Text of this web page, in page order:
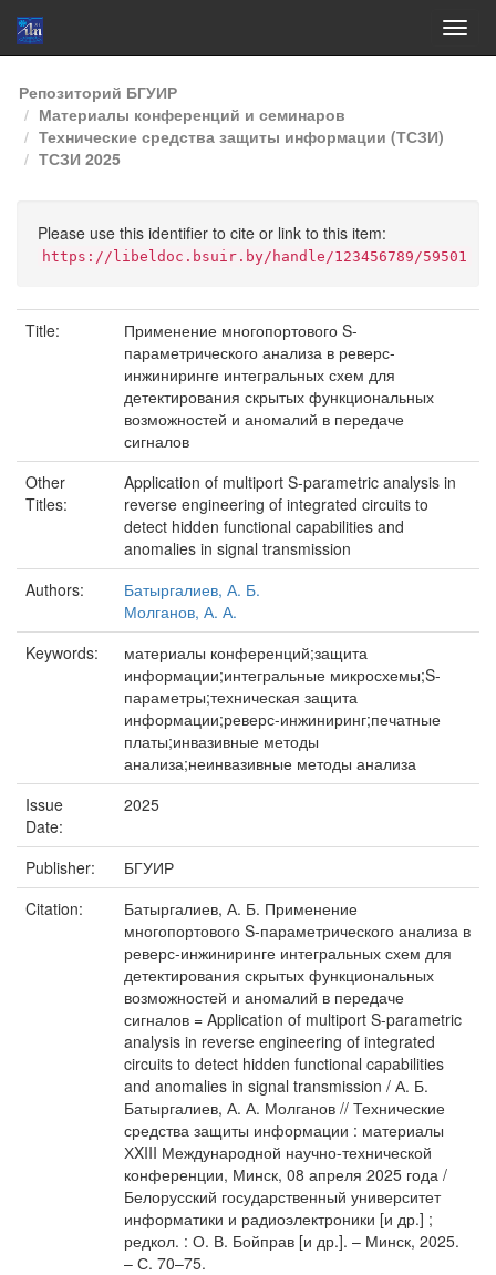
Skip
navigation
Репозиторий БГУИР
Материалы конференций и семинаров
Технические средства защиты информации (ТСЗИ)
ТСЗИ 2025
Please use this identifier to cite or link to this item:
https://libeldoc.bsuir.by/handle/123456789/59501
Title:
Применение многопортового S-
параметрического анализа в реверс-
инжиниринге интегральных схем для
детектирования скрытых функциональных
возможностей и аномалий в передаче
сигналов
Other
Titles:
Application of multiport S-parametric analysis in
reverse engineering of integrated circuits to
detect hidden functional capabilities and
anomalies in signal transmission
Authors:
Батыргалиев, А. Б.
Молганов, А. А.
Keywords:
материалы конференций;защита
информации;интегральные микросхемы;S-
параметры;техническая защита
информации;реверс-инжиниринг;печатные
платы;инвазивные методы
анализа;неинвазивные методы анализа
Issue
Date:
2025
Publisher:
БГУИР
Citation:
Батыргалиев, А. Б. Применение
многопортового S-параметрического анализа в
реверс-инжиниринге интегральных схем для
детектирования скрытых функциональных
возможностей и аномалий в передаче
сигналов = Application of multiport S-parametric
analysis in reverse engineering of integrated
circuits to detect hidden functional capabilities
and anomalies in signal transmission / А. Б.
Батыргалиев, А. А. Молганов // Технические
средства защиты информации : материалы
ХXIII Международной научно-технической
конференции, Минск, 08 апреля 2025 года /
Белорусский государственный университет
информатики и радиоэлектроники [и др.] ;
редкол. : О. В. Бойправ [и др.]. – Минск, 2025.
– С. 70–75.